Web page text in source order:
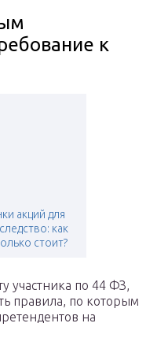
к
акций для
как
стоит?
участника по 44 ФЗ,
правила, по которым
на